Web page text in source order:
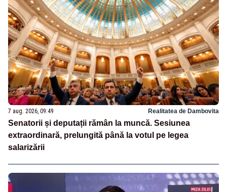
7 aug. 2026, 09:49 Realitatea de Dambovita
Senatorii și deputații rămân la muncă. Sesiunea
extraordinară, prelungită până la votul pe legea
salarizării